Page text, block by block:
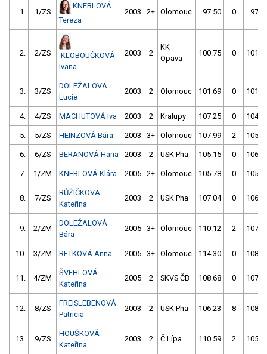
1. 1/ZS
KNEBLOVÁ
Tereza
2003 2+ Olomouc 97.50 0
2. 2/ZS
KLOBOUČKOVÁ
Ivana
2003 2
KK
Opava
100.75 0
3. 3/ZS
DOLEŽALOVÁ
Lucie
2003 2 Olomouc 101.69 0
4. 4/ZS MACHUTOVÁ Iva 2003 2 Kralupy 107.25 0
5. 5/ZS HEINZOVÁ Bára 2003 3+ Olomouc 107.99 2
6. 6/ZS BERANOVÁ Hana 2003 2 USK Pha 105.15 0
7. 1/ZM KNEBLOVÁ Klára 2005 2+ Olomouc 105.78 0
8. 7/ZS
RŮŽIČKOVÁ
Kateřina
2003 2 USK Pha 107.04 0
9. 2/ZM
DOLEŽALOVÁ
Bára
2005 3+ Olomouc 110.12 2
10. 3/ZM RETKOVÁ Anna 2005 3+ Olomouc 114.30 0
11. 4/ZM
ŠVEHLOVÁ
Kateřina
2005 2 SKVS ČB 108.68 0
12. 8/ZS
FREISLEBENOVÁ
Patricia
2003 2 USK Pha 106.23 8
13. 9/ZS
HOUŠKOVÁ
Kateřina
2003 2 Č.Lípa 110.59 2